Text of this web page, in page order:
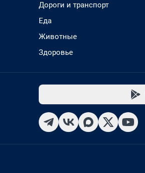
Дороги и транспорт
Еда
Животные
Здоровье